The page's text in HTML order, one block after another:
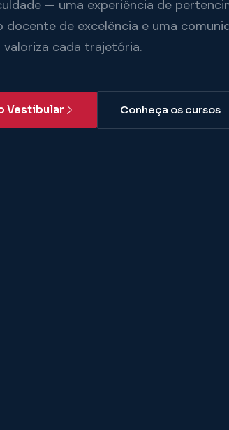
— uma experiência de
docente de excelência e uma
valoriza cada trajetória.
Vestibular Conheça os cursos